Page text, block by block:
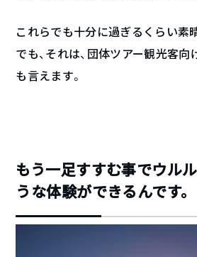
これらでも十分に過ぎるくらい素
でも、それは、団体ツアー観光客
も言えます。
もう一足すすむ事でウル
うな体験ができるんです。